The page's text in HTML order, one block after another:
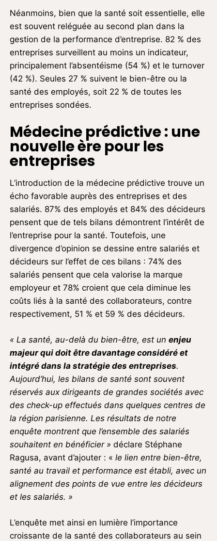
Néanmoins, bien que la santé soit essentielle, elle
est souvent reléguée au second plan dans la
gestion de la performance d’entreprise. 82 % des
entreprises surveillent au moins un indicateur,
principalement l’absentéisme (54 %) et le turnover
(42 %). Seules 27 % suivent le bien-être ou la
santé des employés, soit 22 % de toutes les
entreprises sondées.
Médecine prédictive : une
nouvelle ère pour les
entreprises
L’introduction de la médecine prédictive trouve un
écho favorable auprès des entreprises et des
salariés. 87% des employés et 84% des décideurs
pensent que de tels bilans démontrent l’intérêt de
l’entreprise pour la santé. Toutefois, une
divergence d’opinion se dessine entre salariés et
décideurs sur l’effet de ces bilans : 74% des
salariés pensent que cela valorise la marque
employeur et 78% croient que cela diminue les
coûts liés à la santé des collaborateurs, contre
respectivement, 51 % et 59 % des décideurs.
« La santé, au-delà du bien-être, est un enjeu
majeur qui doit être davantage considéré et
intégré dans la stratégie des entreprises.
Aujourd’hui, les bilans de santé sont souvent
réservés aux dirigeants de grandes sociétés avec
des check-up effectués dans quelques centres de
la région parisienne. Les résultats de notre
enquête montrent que l’ensemble des salariés
souhaitent en bénéficier » déclare Stéphane
Ragusa, avant d’ajouter : « le lien entre bien-être,
santé au travail et performance est établi, avec un
alignement des points de vue entre les décideurs
et les salariés. »
L’enquête met ainsi en lumière l’importance
croissante de la santé des collaborateurs au sein